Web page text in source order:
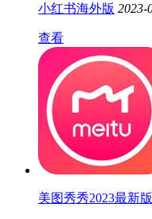
小红书海外版 2023-
查看
美图秀秀2023最新版